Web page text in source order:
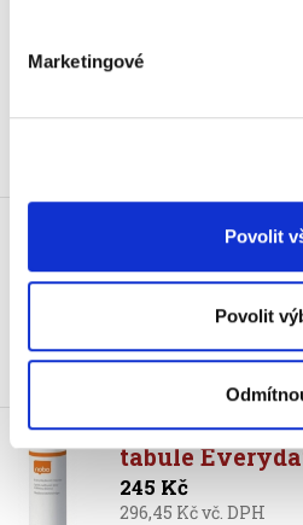
Marketingové
Povolit
Povolit
739 Kč
Sada rýsovací
na magnetické
2 490 Kč
Koupit
Sprej čisticí
tabule
245 Kč
296,45 Kč vč. DPH